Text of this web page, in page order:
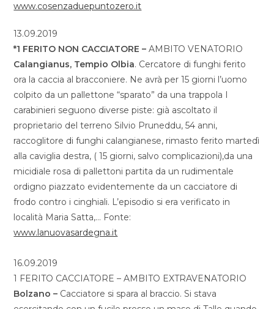
www.cosenzaduepuntozero.it
13.09.2019
*1 FERITO NON CACCIATORE –AMBITO VENATORIO
Calangianus, Tempio Olbia. Cercatore di funghi ferito
ora la caccia al bracconiere. Ne avrà per 15 giorni l’uomo
colpito da un pallettone “sparato” da una trappola I
carabinieri seguono diverse piste: già ascoltato il
proprietario del terreno Silvio Pruneddu, 54 anni,
raccoglitore di funghi calangianese, rimasto ferito martedì
alla caviglia destra, ( 15 giorni, salvo complicazioni),da una
micidiale rosa di pallettoni partita da un rudimentale
ordigno piazzato evidentemente da un cacciatore di
frodo contro i cinghiali. L’episodio si era verificato in
località Maria Satta,… Fonte:
www.lanuovasardegna.it
16.09.2019
1 FERITO CACCIATORE – AMBITO EXTRAVENATORIO
Bolzano – Cacciatore si spara al braccio. Si stava